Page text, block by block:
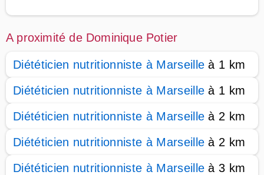
A proximité de Dominique Potier
Diététicien nutritionniste à Marseille à 1 km
Diététicien nutritionniste à Marseille à 1 km
Diététicien nutritionniste à Marseille à 2 km
Diététicien nutritionniste à Marseille à 2 km
Diététicien nutritionniste à Marseille à 3 km